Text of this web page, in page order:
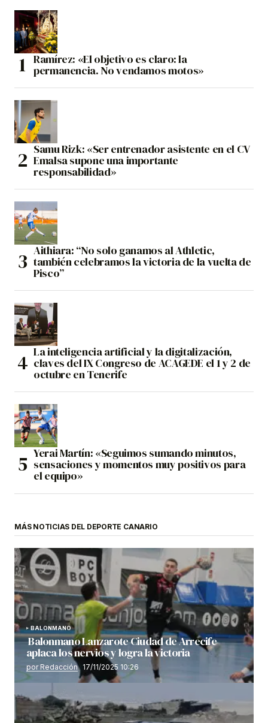
Ramírez: «El objetivo es claro: la
permanencia. No vendamos motos»
Samu Rizk: «Ser entrenador asistente en el CV
Emalsa supone una importante
responsabilidad»
Aithiara: “No solo ganamos al Athletic,
también celebramos la victoria de la vuelta de
Pisco”
La inteligencia artificial y la digitalización,
claves del IX Congreso de ACAGEDE el 1 y 2 de
octubre en Tenerife
Yerai Martín: «Seguimos sumando minutos,
sensaciones y momentos muy positivos para
el equipo»
MÁS NOTICIAS DEL DEPORTE CANARIO
BALONMANO
Balonmano Lanzarote Ciudad de Arrecife
aplaca los nervios y logra la victoria
por Redacción 17/11/2025 10:26